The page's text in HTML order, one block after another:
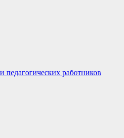
работников